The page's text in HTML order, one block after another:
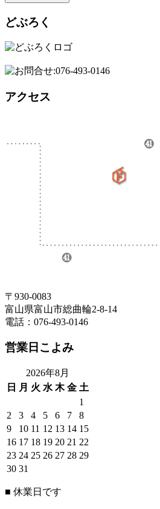
どぶろく
アクセス
〒930-0083
富山県富山市総曲輪2-8-14
電話：076-493-0146
営業日こよみ
2026年8月
日
月 火 水 木 金 土
1
2
3 4 5 6 7
8
9
10 11 12 13 14 15
16 17 18 19 20 21 22
23 24 25 26 27 28 29
30 31
■ 休業日です